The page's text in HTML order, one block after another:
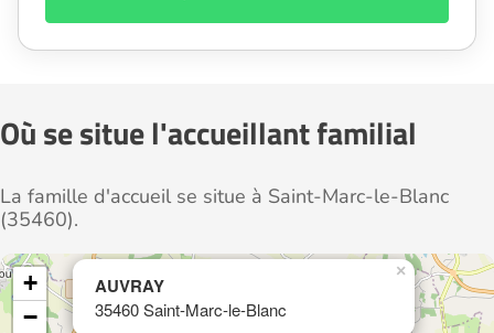
Où se situe l'accueillant familial
La famille d'accueil se situe à Saint-Marc-le-Blanc
(35460).
AUVRAY
35460 Saint-Marc-le-Blanc
×
+
−